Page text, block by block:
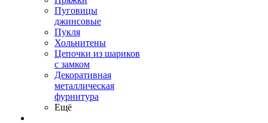
Пуговицы
джинсовые
Пукля
Хольнитены
Цепочки из шариков
с замком
Декоративная
металлическая
фурнитура
Ещё